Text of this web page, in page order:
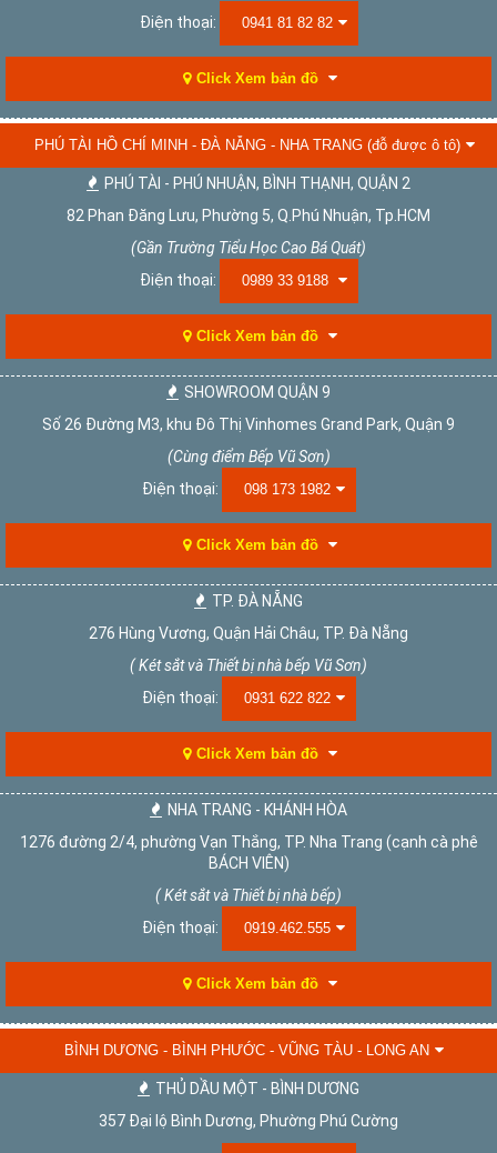
Điện thoại:
0941 81 82 82
Click Xem bản đồ
PHÚ TÀI HỒ CHÍ MINH - ĐÀ NẴNG - NHA TRANG (đỗ được ô tô)
PHÚ TÀI - PHÚ NHUẬN, BÌNH THẠNH, QUẬN 2
82 Phan Đăng Lưu, Phường 5, Q.Phú Nhuận, Tp.HCM
(Gần Trường Tiểu Học Cao Bá Quát)
Điện thoại:
0989 33 9188
Click Xem bản đồ
SHOWROOM QUẬN 9
Số 26 Đường M3, khu Đô Thị Vinhomes Grand Park, Quận 9
(Cùng điểm Bếp Vũ Sơn)
Điện thoại:
098 173 1982
Click Xem bản đồ
TP. ĐÀ NẴNG
276 Hùng Vương, Quận Hải Châu, TP. Đà Nẵng
( Két sắt và Thiết bị nhà bếp Vũ Sơn)
Điện thoại:
0931 622 822
Click Xem bản đồ
NHA TRANG - KHÁNH HÒA
1276 đường 2/4, phường Vạn Thắng, TP. Nha Trang (cạnh cà phê
BÁCH VIÊN)
( Két sắt và Thiết bị nhà bếp)
Điện thoại:
0919.462.555
Click Xem bản đồ
BÌNH DƯƠNG - BÌNH PHƯỚC - VŨNG TÀU - LONG AN
THỦ DẦU MỘT - BÌNH DƯƠNG
357 Đại lộ Bình Dương, Phường Phú Cường